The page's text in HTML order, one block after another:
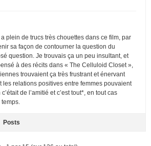
a plein de trucs très chouettes dans ce film, par
sa façon de contourner la question du
question. Je trouvais ça un peu insultant, et
à des récits dans « The Celluloid Closet »,
trouvaient ça très frustrant et énervant
les relations positives entre femmes pouvaient
de l’amitié et c’est tout*, en tout cas
Posts